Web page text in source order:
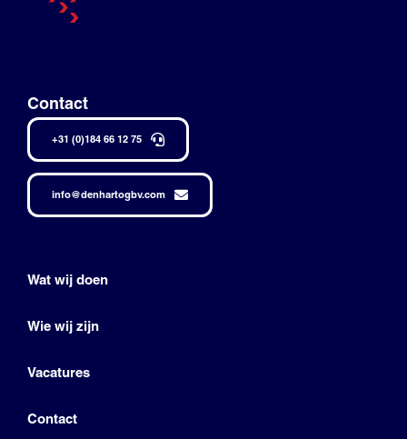
Contact
+31 (0)184 66 12 75
info@denhartogbv.com
Wat wij doen
Wie wij zijn
Vacatures
Contact